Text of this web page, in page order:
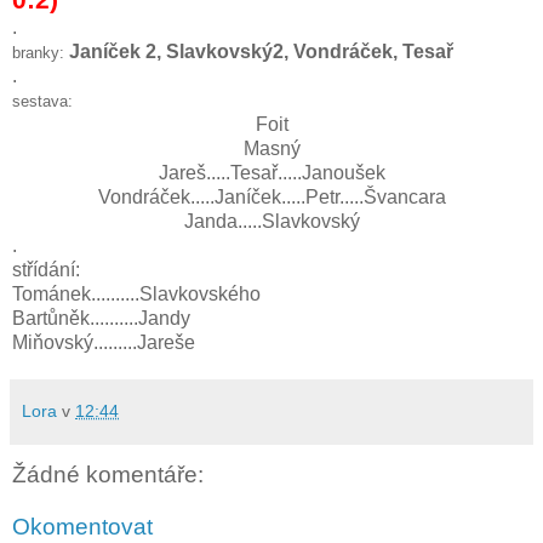
.
branky: Janíček 2, Slavkovský2, Vondráček, Tesař
.
sestava:
Foit
Masný
Jareš.....Tesař.....Janoušek
Vondráček.....Janíček.....Petr.....Švancara
Janda.....Slavkovský
.
střídání:
Tománek..........Slavkovského
Bartůněk..........Jandy
Miňovský.........Jareše
Lora v 12:44
Žádné komentáře:
Okomentovat